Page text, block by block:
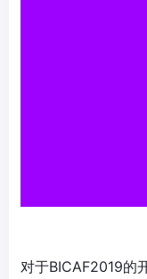
对于BICAF2019的